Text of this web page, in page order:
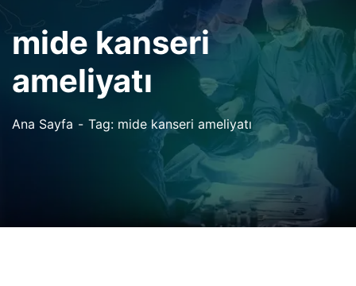
mide kanseri
ameliyatı
Ana Sayfa Tag: mide kanseri ameliyatı